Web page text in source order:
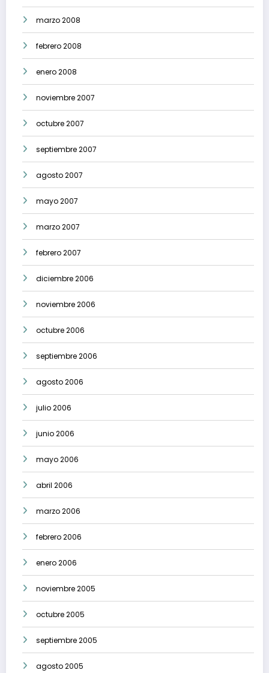
marzo 2008
febrero 2008
enero 2008
noviembre 2007
octubre 2007
septiembre 2007
agosto 2007
mayo 2007
marzo 2007
febrero 2007
diciembre 2006
noviembre 2006
octubre 2006
septiembre 2006
agosto 2006
julio 2006
junio 2006
mayo 2006
abril 2006
marzo 2006
febrero 2006
enero 2006
noviembre 2005
octubre 2005
septiembre 2005
agosto 2005